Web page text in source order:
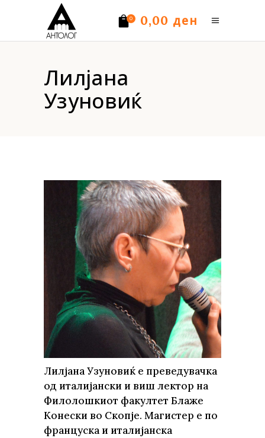
0 0,00 ден
Лилјана
Узуновиќ
Лилјана Узуновиќ е преведувачка
од италијански и виш лектор на
Филолошкиот факултет Блаже
Конески во Скопје. Магистер е по
француска и италијанска